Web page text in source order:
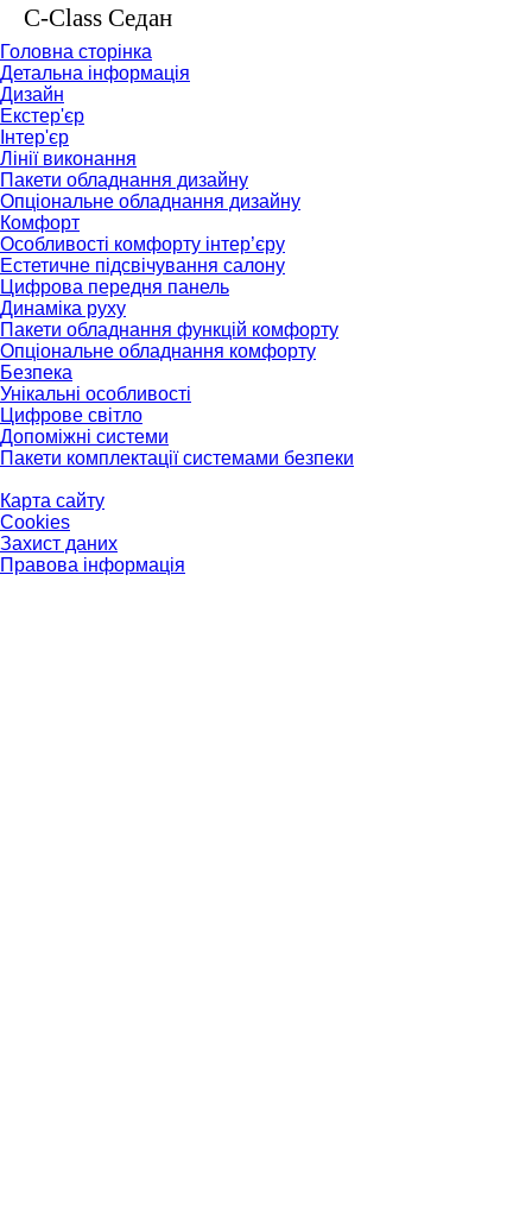
C-Class Седан
Головна сторінка
Детальна інформація
Дизайн
Екстер'єр
Інтер'єр
Лінії виконання
Пакети обладнання дизайну
Опціональне обладнання дизайну
Комфорт
Особливості комфорту інтер’єру
Естетичне підсвічування салону
Цифрова передня панель
Динаміка руху
Пакети обладнання функцій комфорту
Опціональне обладнання комфорту
Безпека
Унікальні особливості
Цифрове світло
Допоміжні системи
Пакети комплектації системами безпеки
Карта сайту
Cookies
Захист даних
Правова інформація